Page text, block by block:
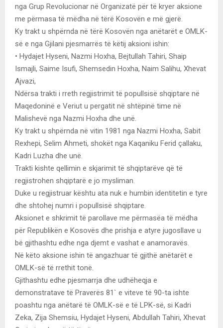
nga Grup Revolucionar në Organizatë për të kryer aksione
me përmasa të mëdha në tërë Kosovën e më gjerë.
Ky trakt u shpërnda në tërë Kosovën nga anëtarët e OMLK-
së e nga Gjilani pjesmarrës të këtij aksioni ishin:
• Hydajet Hyseni, Nazmi Hoxha, Bejtullah Tahiri, Shaip
Ismajli, Saime Isufi, Shemsedin Hoxha, Naim Salihu, Xhevat
Ajvazi,
Ndërsa trakti i rreth regjistrimit të popullsisë shqiptare në
Maqedoninë e Veriut u pergatit në shtëpinë time në
Malishevë nga Nazmi Hoxha dhe unë.
Ky trakt u shpërnda në vitin 1981 nga Nazmi Hoxha, Sabit
Rexhepi, Selim Ahmeti, shokët nga Kaqaniku Ferid çallaku,
Kadri Luzha dhe unë.
Trakti kishte qellimin e skjarimit të shqiptarëve që të
regjistrohen shqiptarë e jo mysliman.
Duke u regjistruar kështu ata nuk e humbin identitetin e tyre
dhe shtohej numri i popullsisë shqiptare.
Aksionet e shkrimit të parollave me përmasëa të mëdha
për Republikën e Kosovës dhe prishja e atyre jugosllave u
bë gjithashtu edhe nga djemt e vashat e anamoravës.
Në këto aksione ishin të angazhuar të gjithë anëtarët e
OMLK-së të rrethit tonë.
Gjithashtu edhe pjesmarrja dhe udhëheqja e
demonstratave të Praverës 81` e viteve të 90-ta ishte
poashtu nga anëtarë të OMLK-së e të LPK-së, si Kadri
Zeka, Zija Shemsiu, Hydajet Hyseni, Abdullah Tahiri, Xhevat